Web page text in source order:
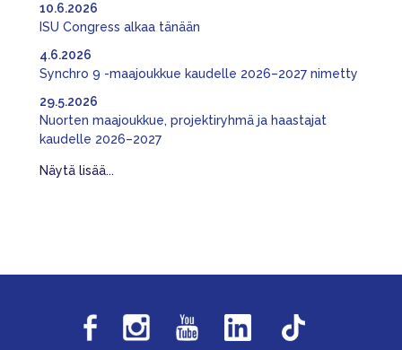
ISU Congress alkaa tänään
10.6.2026
Synchro 9 -maajoukkue kaudelle 2026–2027 nimetty
4.6.2026
Nuorten maajoukkue, projektiryhmä ja haastajat
kaudelle 2026–2027
29.5.2026
Näytä lisää...